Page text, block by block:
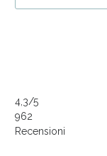
4,3/5
962
Recensioni